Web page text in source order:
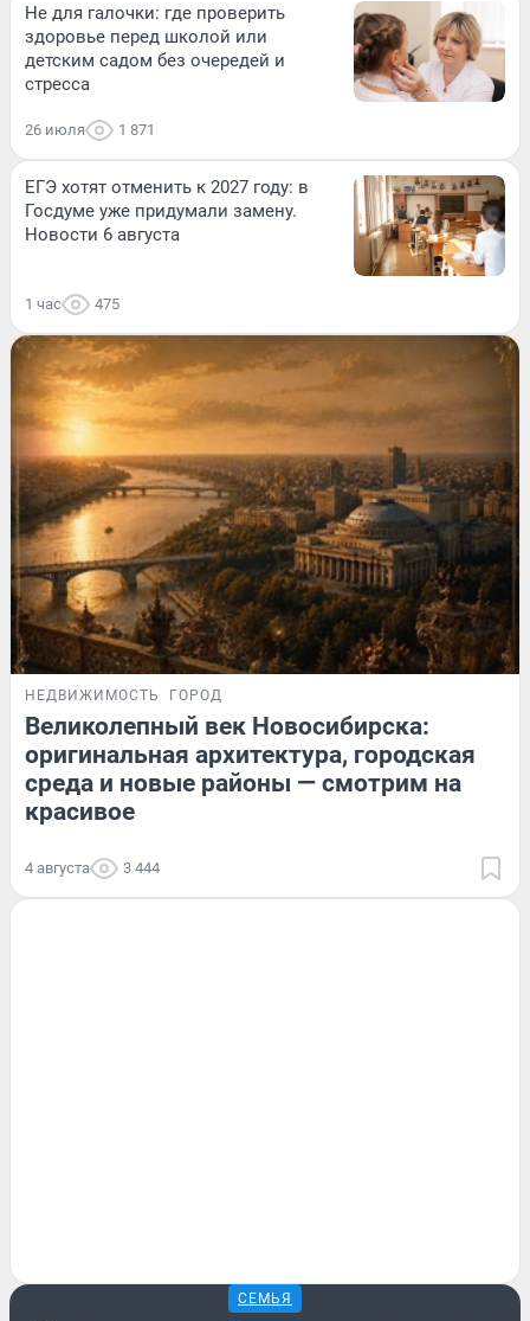
Не для галочки: где проверить
здоровье перед школой или
детским садом без очередей и
стресса
26 июля 1 871
ЕГЭ хотят отменить к 2027 году: в
Госдуме уже придумали замену.
Новости 6 августа
1 час 475
НЕДВИЖИМОСТЬ ГОРОД
Великолепный век Новосибирска:
оригинальная архитектура, городская
среда и новые районы — смотрим на
красивое
4 августа 3 444
СЕМЬЯ